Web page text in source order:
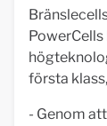
första
- Genom